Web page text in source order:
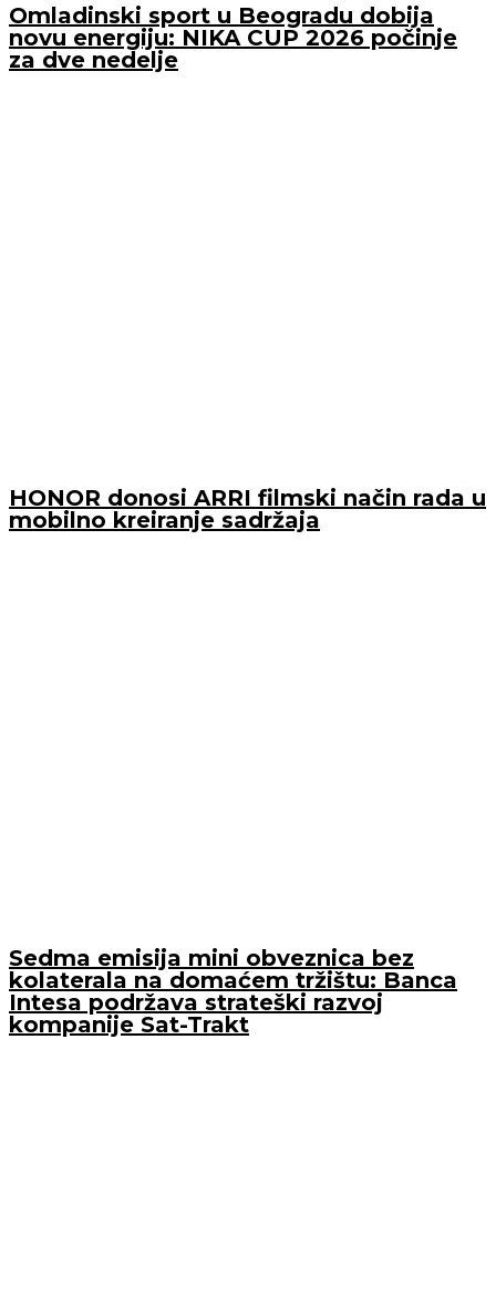
Omladinski sport u Beogradu dobija
novu energiju: NIKA CUP 2026 počinje
za dve nedelje
HONOR donosi ARRI filmski način rada u
mobilno kreiranje sadržaja
Sedma emisija mini obveznica bez
kolaterala na domaćem tržištu: Banca
Intesa podržava strateški razvoj
kompanije Sat-Trakt